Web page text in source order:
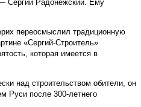
Сергий Радонежский. Ему
переосмыслил традиционную
«Сергий-Строитель»
которая имеется в
над строительством обители, он
Руси после 300-летнего